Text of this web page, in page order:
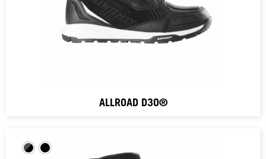
ALLROAD D3O®